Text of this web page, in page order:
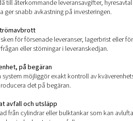
Fördelarna med att